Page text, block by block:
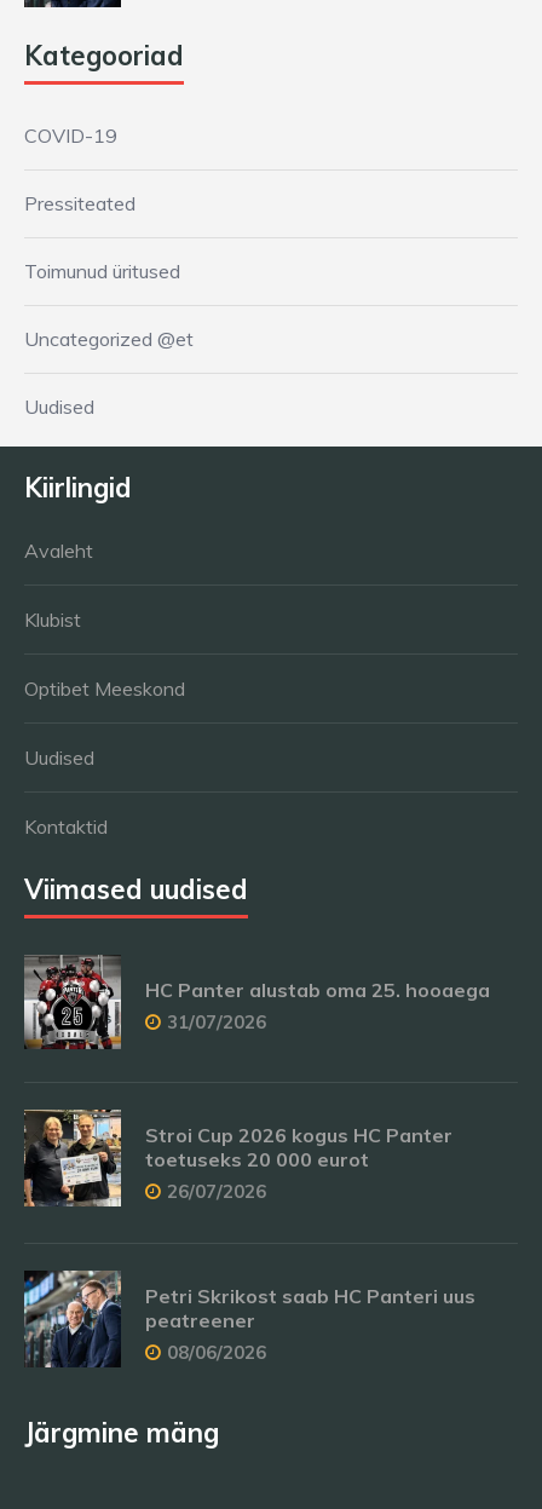
Kategooriad
COVID-19
Pressiteated
Toimunud üritused
Uncategorized @et
Uudised
Kiirlingid
Avaleht
Klubist
Optibet Meeskond
Uudised
Kontaktid
Viimased uudised
HC Panter alustab oma 25. hooaega
31/07/2026
Stroi Cup 2026 kogus HC Panter
toetuseks 20 000 eurot
26/07/2026
Petri Skrikost saab HC Panteri uus
peatreener
08/06/2026
Järgmine mäng